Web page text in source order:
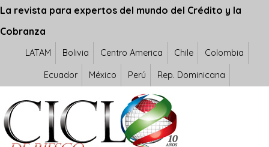
La revista para expertos del mundo del Crédito y la
Cobranza
LATAM Bolivia Centro America Chile Colombia
Ecuador México Perú Rep. Dominicana